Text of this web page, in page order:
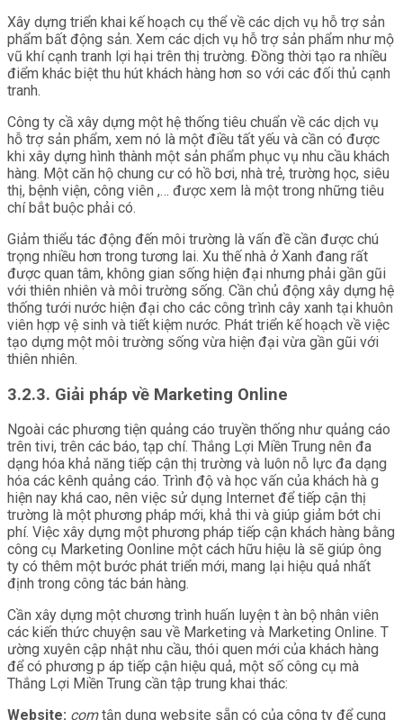
Xây dựng triển khai kế hoạch cụ thể về các dịch vụ hỗ trợ sản
phẩm bất động sản. Xem các dịch vụ hỗ trợ sản phẩm như mộ
vũ khí cạnh tranh lợi hại trên thị trường. Đồng thời tạo ra nhiều
điểm khác biệt thu hút khách hàng hơn so với các đối thủ cạnh
tranh.
Công ty cầ xây dựng một hệ thống tiêu chuẩn về các dịch vụ
hỗ trợ sản phẩm, xem nó là một điều tất yếu và cần có được
khi xây dựng hình thành một sản phẩm phục vụ nhu cầu khách
hàng. Một căn hộ chung cư có hồ bơi, nhà trẻ, trường học, siêu
thị, bệnh viện, công viên ,… được xem là một trong những tiêu
chí bắt buộc phải có.
Giảm thiểu tác động đến môi trường là vấn đề cần được chú
trọng nhiều hơn trong tương lai. Xu thế nhà ở Xanh đang rất
được quan tâm, không gian sống hiện đại nhưng phải gần gũi
với thiên nhiên và môi trường sống. Cần chủ động xây dựng hệ
thống tưới nước hiện đại cho các công trình cây xanh tại khuôn
viên hợp vệ sinh và tiết kiệm nước. Phát triển kế hoạch về việc
tạo dựng một môi trường sống vừa hiện đại vừa gần gũi với
thiên nhiên.
3.2.3. Giải pháp về Marketing Online
Ngoài các phương tiện quảng cáo truyền thống như quảng cáo
trên tivi, trên các báo, tạp chí. Thắng Lợi Miền Trung nên đa
dạng hóa khả năng tiếp cận thị trường và luôn nỗ lực đa dạng
hóa các kênh quảng cáo. Trình độ và học vấn của khách hà g
hiện nay khá cao, nên việc sử dụng Internet để tiếp cận thị
trường là một phương pháp mới, khả thi và giúp giảm bớt chi
phí. Việc xây dựng một phương pháp tiếp cận khách hàng bằng
công cụ Marketing Oonline một cách hữu hiệu là sẽ giúp ông
ty có thêm một bước phát triển mới, mang lại hiệu quả nhất
định trong công tác bán hàng.
Cần xây dựng một chương trình huấn luyện t àn bộ nhân viên
các kiến thức chuyện sau về Marketing và Marketing Online. T
ường xuyên cập nhật nhu cầu, thói quen mới của khách hàng
để có phương p áp tiếp cận hiệu quả, một số công cụ mà
Thắng Lợi Miền Trung cần tập trung khai thác:
Website: comtận dụng website sẵn có của công ty để cung